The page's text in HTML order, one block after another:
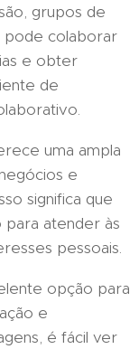
grupos de
pode colaborar
e obter
de
uma ampla
e
significa que
atender às
pessoais.
opção para
e
é fácil ver